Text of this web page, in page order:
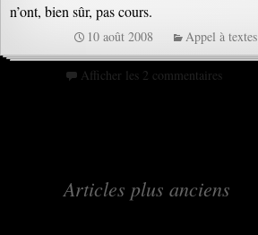
n’ont, bien sûr, pas cours.
10 août 2008 Appel à textes
Afficher les 2 commentaires
Articles plus anciens